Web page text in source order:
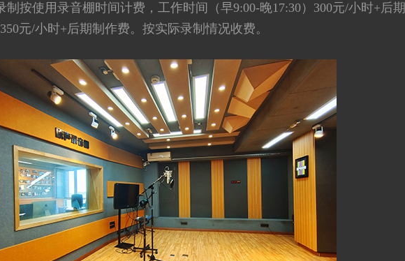
按使用录音棚时间计费，工作时间（早9:00-晚17:30）300元/小时+后期
元/小时+后期制作费。按实际录制情况收费。